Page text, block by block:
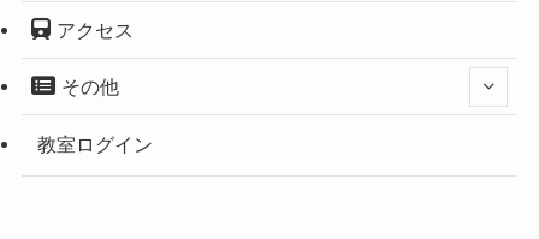
アクセス
その他
教室ログイン